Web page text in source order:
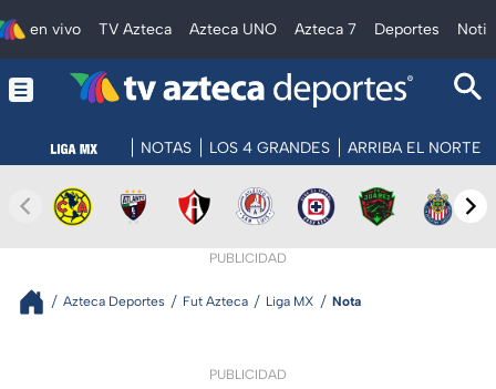
en vivo TV Azteca Azteca UNO Azteca 7 Deportes
NOTAS LOS 4 GRANDES ARRIBA EL NORTE
PUBLICIDAD
Azteca Deportes Fut Azteca Liga MX Nota
PUBLICIDAD